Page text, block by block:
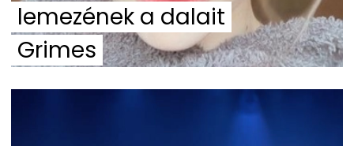
lemezének a dalait
Grimes